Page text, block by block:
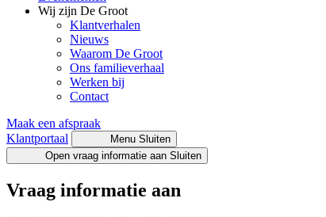
Wij zijn De Groot
Klantverhalen
Nieuws
Waarom De Groot
Ons familieverhaal
Werken bij
Contact
Maak een afspraak
Klantportaal
Menu Sluiten
Open vraag informatie aan Sluiten
Vraag informatie aan